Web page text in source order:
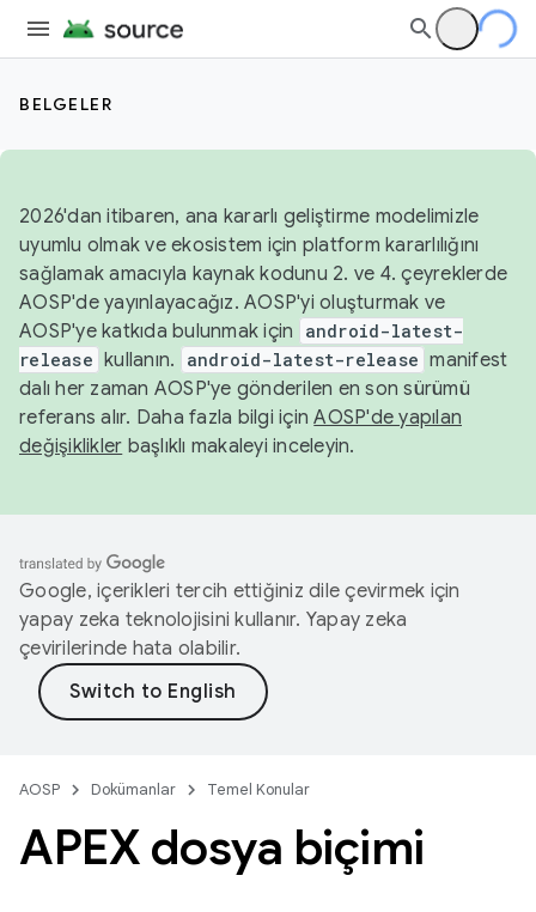
BELGELER
2026'dan itibaren, ana kararlı geliştirme modelimizle
uyumlu olmak ve ekosistem için platform kararlılığını
sağlamak amacıyla kaynak kodunu 2. ve 4. çeyreklerde
AOSP'de yayınlayacağız. AOSP'yi oluşturmak ve
AOSP'ye katkıda bulunmak için
android-latest-
release kullanın. android-latest-release manifest
dalı her zaman AOSP'ye gönderilen en son sürümü
referans alır. Daha fazla bilgi içinAOSP'de yapılan
değişiklikler başlıklı makaleyi inceleyin.
Google, içerikleri tercih ettiğiniz dile çevirmek için
yapay zeka teknolojisini kullanır. Yapay zeka
çevirilerinde hata olabilir.
AOSP Dokümanlar Temel Konular
APEX dosya biçimi